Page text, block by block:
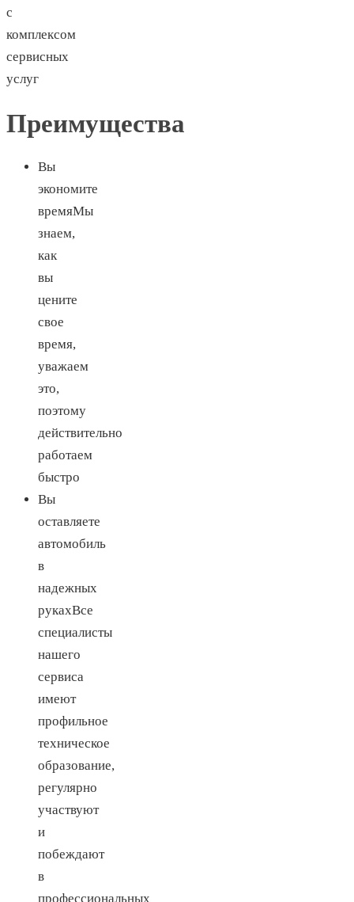
с
комплексом
сервисных
услуг
Преимущества
Вы
экономите
времяМы
знаем,
как
вы
цените
свое
время,
уважаем
это,
поэтому
действительно
работаем
быстро
Вы
оставляете
автомобиль
в
надежных
рукахВсе
специалисты
нашего
сервиса
имеют
профильное
техническое
образование,
регулярно
участвуют
и
побеждают
в
профессиональных